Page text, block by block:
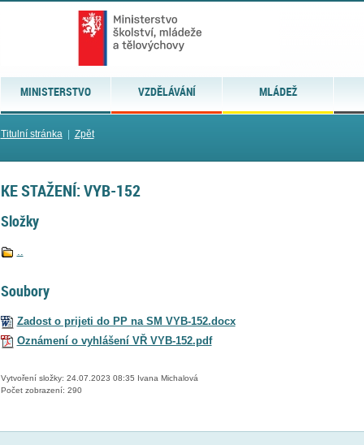
MINISTERSTVO VZDĚLÁVÁNÍ MLÁDEŽ
Titulní stránka| Zpět
KE STAŽENÍ: VYB-152
Složky
..
Soubory
Zadost o prijeti do PP na SM VYB-152.docx
Oznámení o vyhlášení VŘ VYB-152.pdf
Vytvoření složky: 24.07.2023 08:35 Ivana Michalová
Počet zobrazení: 290